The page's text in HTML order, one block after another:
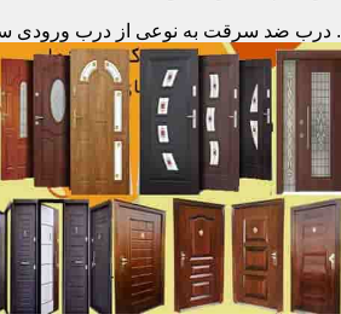
. درب ضد سرقت به نوعی از درب ورودی